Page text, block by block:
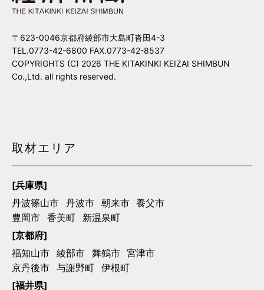
〒623-0046京都府綾部市大島町沓田4-3
TEL.0773-42-6800 FAX.0773-42-8537
COPYRIGHTS (C) 2026 THE KITAKINKI KEIZAI SHIMBUN
Co.,Ltd. all rights reserved.
取材エリア
[兵庫県]
丹波篠山市
丹波市 朝来市
養父市
豊岡市
香美町
新温泉町
[京都府]
福知山市
綾部市 舞鶴市
宮津市
京丹後市
与謝野町
伊根町
[福井県]